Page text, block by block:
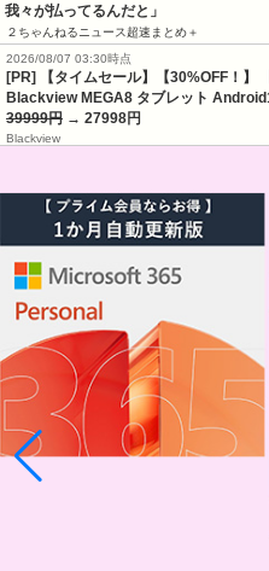
我々が払ってるんだと」
２ちゃんねるニュース超速まとめ＋
2026/08/07 03:30時点
[PR] 【タイムセール】【30%OFF！】
Blackview MEGA8 タブレット
39999円 → 27998円
Blackview